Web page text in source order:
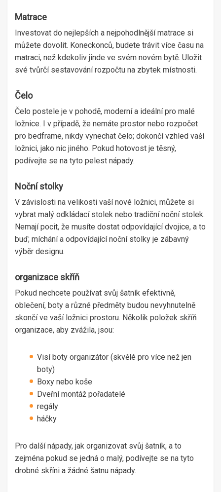
Matrace
Investovat do nejlepších a nejpohodlnější matrace si
můžete dovolit. Koneckonců, budete trávit více času na
matraci, než kdekoliv jinde ve svém novém bytě. Uložit
své tvůrčí sestavování rozpočtu na zbytek místnosti.
Čelo
Čelo postele je v pohodě, moderní a ideální pro malé
ložnice. I v případě, že nemáte prostor nebo rozpočet
pro bedframe, nikdy vynechat čelo; dokončí vzhled vaší
ložnici, jako nic jiného. Pokud hotovost je těsný,
podívejte se na tyto pelest nápady.
Noční stolky
V závislosti na velikosti vaší nové ložnici, můžete si
vybrat malý odkládací stolek nebo tradiční noční stolek.
Nemají pocit, že musíte dostat odpovídající dvojice, a to
buď; míchání a odpovídající noční stolky je zábavný
výběr designu.
organizace skříň
Pokud nechcete používat svůj šatník efektivně,
oblečení, boty a různé předměty budou nevyhnutelně
skončí ve vaší ložnici prostoru. Několik položek skříň
organizace, aby zvážila, jsou:
Visí boty organizátor (skvělé pro více než jen
boty)
Boxy nebo koše
Dveřní montáž pořadatelé
regály
háčky
Pro další nápady, jak organizovat svůj šatník, a to
zejména pokud se jedná o malý, podívejte se na tyto
drobné skříni a žádné šatnu nápady.